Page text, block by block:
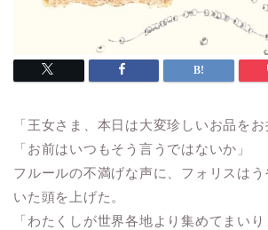
「王女さま、本日は大変珍しいお品をお
「お前はいつもそう言うではないか」
フルールの不満げな声に、フォリスは
いた頭を上げた。
「わたくしが世界各地より集めてまい